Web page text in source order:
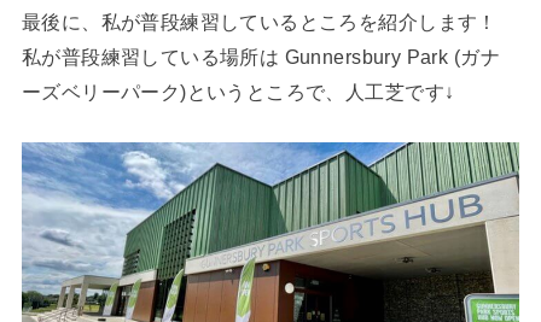
最後に、私が普段練習しているところを紹介します！
私が普段練習している場所は Gunnersbury Park (ガナ
ーズベリーパーク)というところで、人工芝です↓